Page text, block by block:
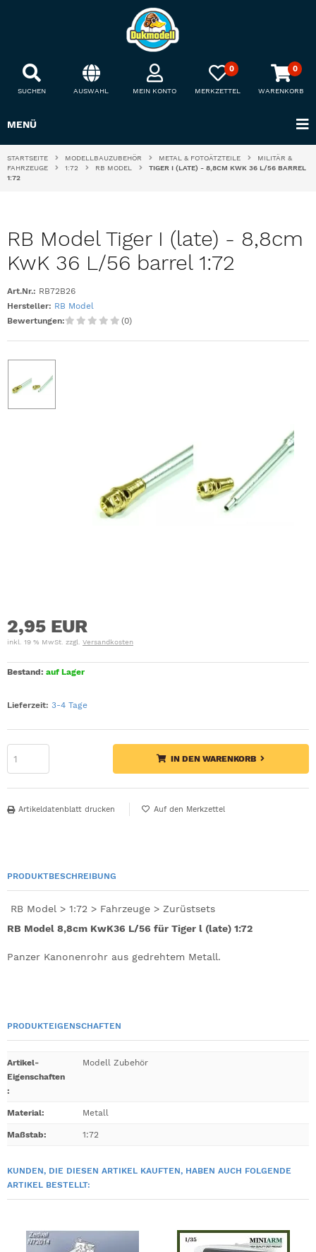
SUCHEN AUSWAHL MEIN KONTO
0
MERKZETTEL
0
WARENKORB
MENÜ
STARTSEITE MODELLBAUZUBEHÖR METAL & FOTOÄTZTEILE
MILITÄR &
FAHRZEUGE
1:72 RB MODEL
TIGER I (LATE) - 8,8CM KWK 36 L/56 BARREL
1:72
RB Model Tiger I (late) - 8,8cm
KwK 36 L/56 barrel 1:72
Art.Nr.: RB72B26
Hersteller: RB Model
Bewertungen:
(0)
2,95 EUR
inkl. 19 % MwSt. zzgl. Versandkosten
Bestand: auf Lager
Lieferzeit: 3-4 Tage
IN DEN WARENKORB
Artikeldatenblatt drucken
PRODUKTBESCHREIBUNG
RB Model > 1:72 > Fahrzeuge > Zurüstsets
RB Model 8,8cm KwK36 L/56 für Tiger l (late) 1:72
Panzer Kanonenrohr aus gedrehtem Metall.
PRODUKTEIGENSCHAFTEN
Artikel-
Eigenschaften
:
Modell Zubehör
Material: Metall
Maßstab: 1:72
KUNDEN, DIE DIESEN ARTIKEL KAUFTEN, HABEN AUCH FOLGENDE
ARTIKEL BESTELLT: